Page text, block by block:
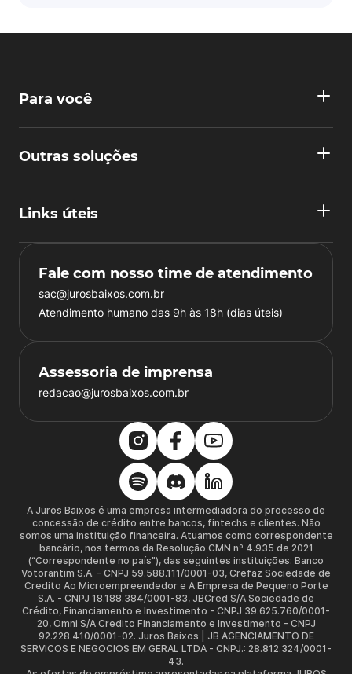
Para você
Outras soluções
Links úteis
Fale com nosso time de atendimento
sac@jurosbaixos.com.br
Atendimento humano das 9h às 18h (dias úteis)
Assessoria de imprensa
redacao@jurosbaixos.com.br
A Juros Baixos é uma empresa intermediadora do processo de
concessão de crédito entre bancos, fintechs e clientes. Não
somos uma instituição financeira. Atuamos como correspondente
bancário, nos termos da Resolução CMN nº 4.935 de 2021
(“Correspondente no país”), das seguintes instituições: Banco
Votorantim S.A. - CNPJ 59.588.111/0001-03, Crefaz Sociedade de
Credito Ao Microempreendedor e A Empresa de Pequeno Porte
S.A. - CNPJ 18.188.384/0001-83, JBCred S/A Sociedade de
Crédito, Financiamento e Investimento - CNPJ 39.625.760/0001-
20, Omni S/A Credito Financiamento e Investimento - CNPJ
92.228.410/0001-02. Juros Baixos | JB AGENCIAMENTO DE
SERVICOS E NEGOCIOS EM GERAL LTDA - CNPJ.: 28.812.324/0001-
43.